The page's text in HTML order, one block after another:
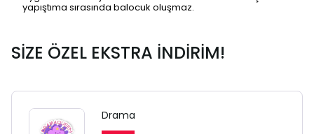
yapıştıma sırasında balocuk oluşmaz.
SİZE ÖZEL EKSTRA İNDİRİM!
Drama